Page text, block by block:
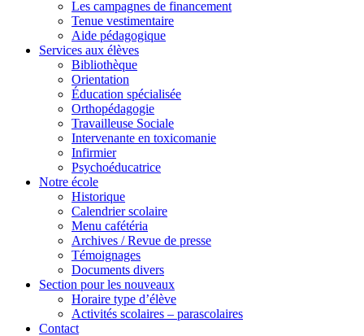
Les campagnes de financement
Tenue vestimentaire
Aide pédagogique
Services aux élèves
Bibliothèque
Orientation
Éducation spécialisée
Orthopédagogie
Travailleuse Sociale
Intervenante en toxicomanie
Infirmier
Psychoéducatrice
Notre école
Historique
Calendrier scolaire
Menu cafétéria
Archives / Revue de presse
Témoignages
Documents divers
Section pour les nouveaux
Horaire type d’élève
Activités scolaires – parascolaires
Contact